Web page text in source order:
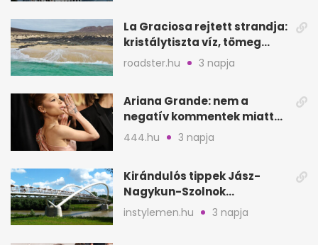
La Graciosa rejtett strandja:
kristálytiszta víz, tömeg
nélkül
roadster.hu 3 napja
Ariana Grande: nem a
negatív kommentek miatt
vonul vissza
444.hu 3 napja
Kirándulós tippek Jász-
Nagykun-Szolnok
megyében: 6 kihagyhatatlan
hely
instylemen.hu 3 napja